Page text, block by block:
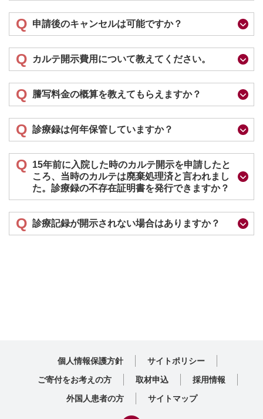
Q 申請後のキャンセルは可能ですか？
Q カルテ開示費用について教えてください。
Q 謄写料金の概算を教えてもらえますか？
Q 診療録は何年保管していますか？
Q 15年前に⼊院した時のカルテ開⽰を申請したと
ころ、当時のカルテは廃棄処理済と⾔われまし
た。診療録の不存在証明書を発⾏できますか？
Q 診療記録が開示されない場合はありますか？
個人情報保護方針
サイトポリシー
ご寄付をお考えの方
取材申込
採用情報
外国人患者の方
サイトマップ